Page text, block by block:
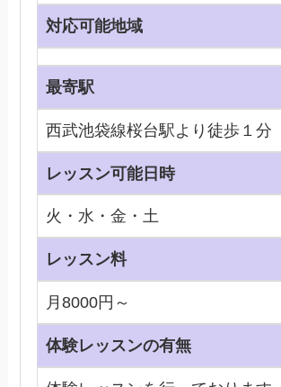
対応可能地域
最寄駅
西武池袋線桜台駅より徒歩１分
レッスン可能日時
火・水・金・土
レッスン料
月8000円～
体験レッスンの有無